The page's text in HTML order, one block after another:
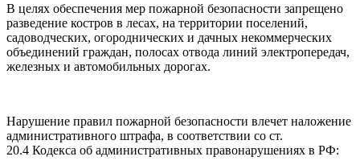
В целях обеспечения мер пожарной безопасности запрещено
разведение костров в лесах, на территории поселений,
садоводческих, огороднических и дачных некоммерческих
объединений граждан, полосах отвода линий электропередач,
железных и автомобильных дорогах.
Нарушение правил пожарной безопасности влечет наложение
административного штрафа, в соответствии со ст.
20.4 Кодекса об административных правонарушениях в РФ: